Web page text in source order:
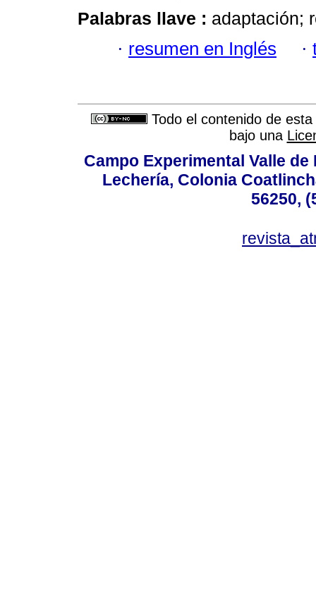
Palabras llave : adaptación;
· resumen en Inglés ·
Todo el contenido de
bajo una
Campo Experimental Valle
Lechería, Colonia
56250,